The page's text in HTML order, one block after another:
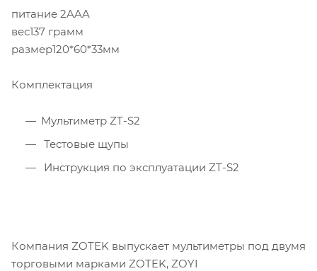
питание 2AAA
вес137 грамм
размер120*60*33мм
Комплектация
Мультиметр ZT-S2
Тестовые щупы
Инструкция по эксплуатации ZT-S2
Компания ZOTEK выпускает мультиметры под двумя
торговыми марками ZOTEK, ZOYI